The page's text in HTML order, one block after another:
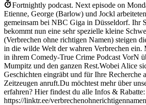
Fortnightly podcast. Next episode on
Etienne, George (Barlow) und Jockl
gemeinsam bei NBC Giga in Düsseldorf. Ihr
bekommt nun eine sehr spezielle kleine
(Verbrechen ohne richtigen Namen) steigen
in die wilde Welt der wahren Verbrechen ein.
in ihrem Comedy-True Crime Podcast VorN
Mumpitz und den ganzen Rest.Wobei Alice
Geschichten eingräbt und für Ihre Recherche
Zeitzeugen anruft.Du möchtest mehr über
erfahren? Hier findest du alle Infos & Rabatte:
https://linktr.ee/verbrechenohnerichtigennamen